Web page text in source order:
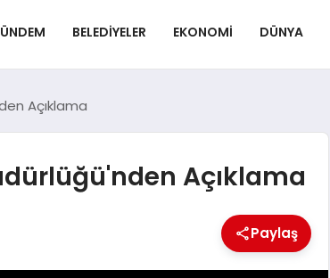
BELEDIYELER EKONOMI DÜNYA
Açıklama
Açıklama
Paylaş